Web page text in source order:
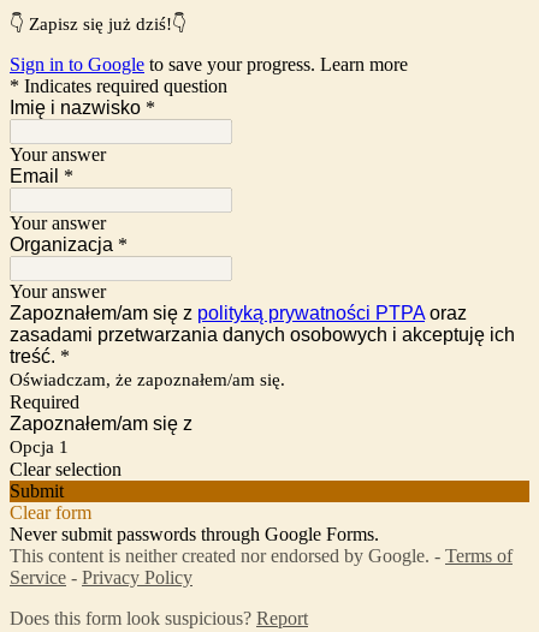
👇 Zapisz się już dziś!👇
Sign in to Google to save your progress. Learn more
* Indicates required question
Imię i nazwisko *
Your answer
Email *
Your answer
Organizacja *
Your answer
Zapoznałem/am się z polityką prywatności PTPAoraz
zasadami przetwarzania danych osobowych i akceptuję ich
treść. *
Oświadczam, że zapoznałem/am się.
Required
Zapoznałem/am się z
Opcja 1
Clear selection
Submit
Clear form
Never submit passwords through Google Forms.
This content is neither created nor endorsed by Google. - Terms of
Service - Privacy Policy
Does this form look suspicious? Report